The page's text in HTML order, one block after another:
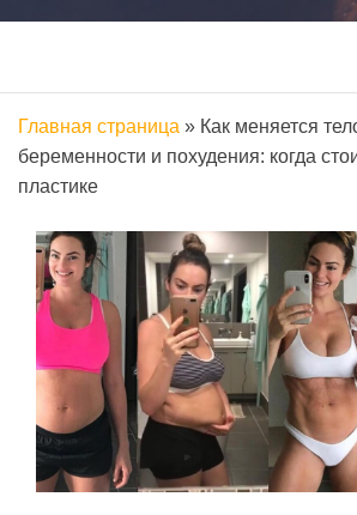
Главная страница » Как меняется
беременности и похудения: когда
пластике